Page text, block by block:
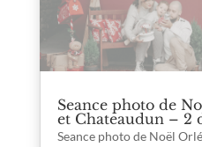
Seance photo de
et Chateaudun – 2
Seance photo de Noël